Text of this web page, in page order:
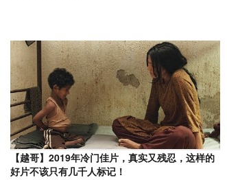
【越哥】2019年冷门佳片，真实又残忍，这样的
好片不该只有几千人标记！